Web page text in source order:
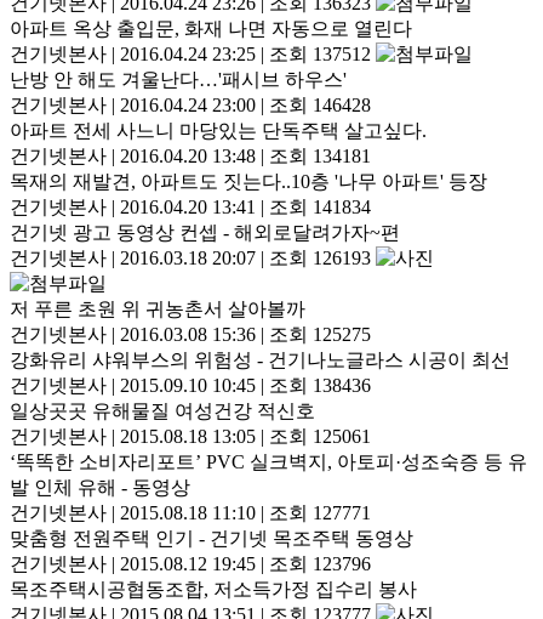
아파트 옥상 출입문, 화재 나면 자동으로 열린다
건기넷본사 | 2016.04.24 23:25 | 조회 137512
난방 안 해도 겨울난다…'패시브 하우스'
건기넷본사 | 2016.04.24 23:00 | 조회 146428
아파트 전세 사느니 마당있는 단독주택 살고싶다.
건기넷본사 | 2016.04.20 13:48 | 조회 134181
목재의 재발견, 아파트도 짓는다..10층 '나무 아파트' 등장
건기넷본사 | 2016.04.20 13:41 | 조회 141834
건기넷 광고 동영상 컨셉 - 해외로달려가자~편
건기넷본사 | 2016.03.18 20:07 | 조회 126193
저 푸른 초원 위 귀농촌서 살아볼까
건기넷본사 | 2016.03.08 15:36 | 조회 125275
강화유리 샤워부스의 위험성 - 건기나노글라스 시공이 최선
건기넷본사 | 2015.09.10 10:45 | 조회 138436
일상곳곳 유해물질 여성건강 적신호
건기넷본사 | 2015.08.18 13:05 | 조회 125061
‘똑똑한 소비자리포트’ PVC 실크벽지, 아토피·성조숙증 등 유
발 인체 유해 - 동영상
건기넷본사 | 2015.08.18 11:10 | 조회 127771
맞춤형 전원주택 인기 - 건기넷 목조주택 동영상
건기넷본사 | 2015.08.12 19:45 | 조회 123796
목조주택시공협동조합, 저소득가정 집수리 봉사
건기넷본사 | 2015.08.04 13:51 | 조회 123777